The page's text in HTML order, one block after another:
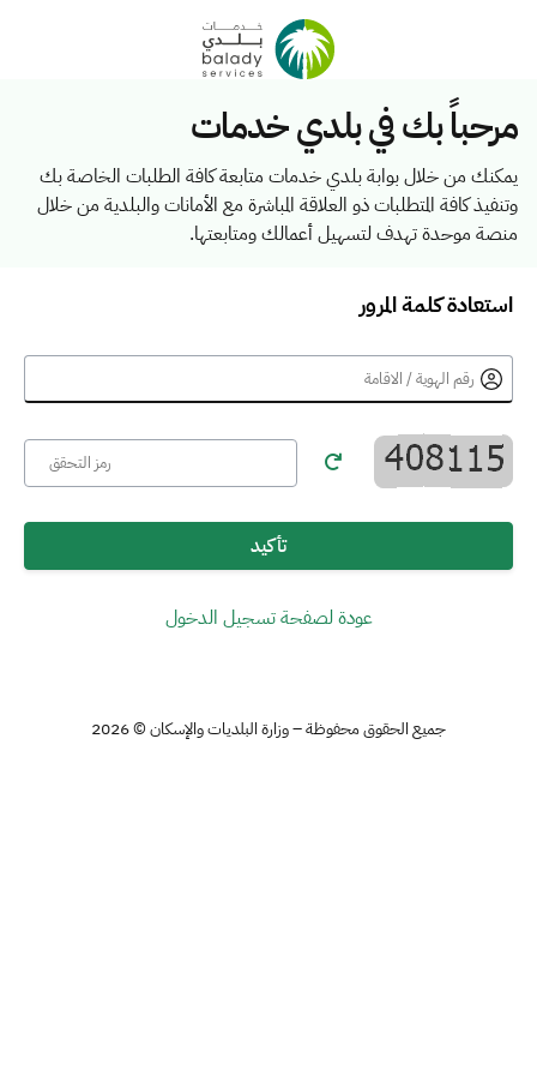
مرحباً بك في بلدي خدمات
يمكنك من خلال بوابة بلدي خدمات متابعة كافة الطلبات الخاصة بك
وتنفيذ كافة المتطلبات ذو العلاقة المباشرة مع الأمانات والبلدية من خلال
منصة موحدة تهدف لتسهيل أعمالك ومتابعتها.
استعادة كلمة المرور
تأكيد
عودة لصفحة تسجيل الدخول
جميع الحقوق محفوظة – وزارة البلديات والإسكان © 2026